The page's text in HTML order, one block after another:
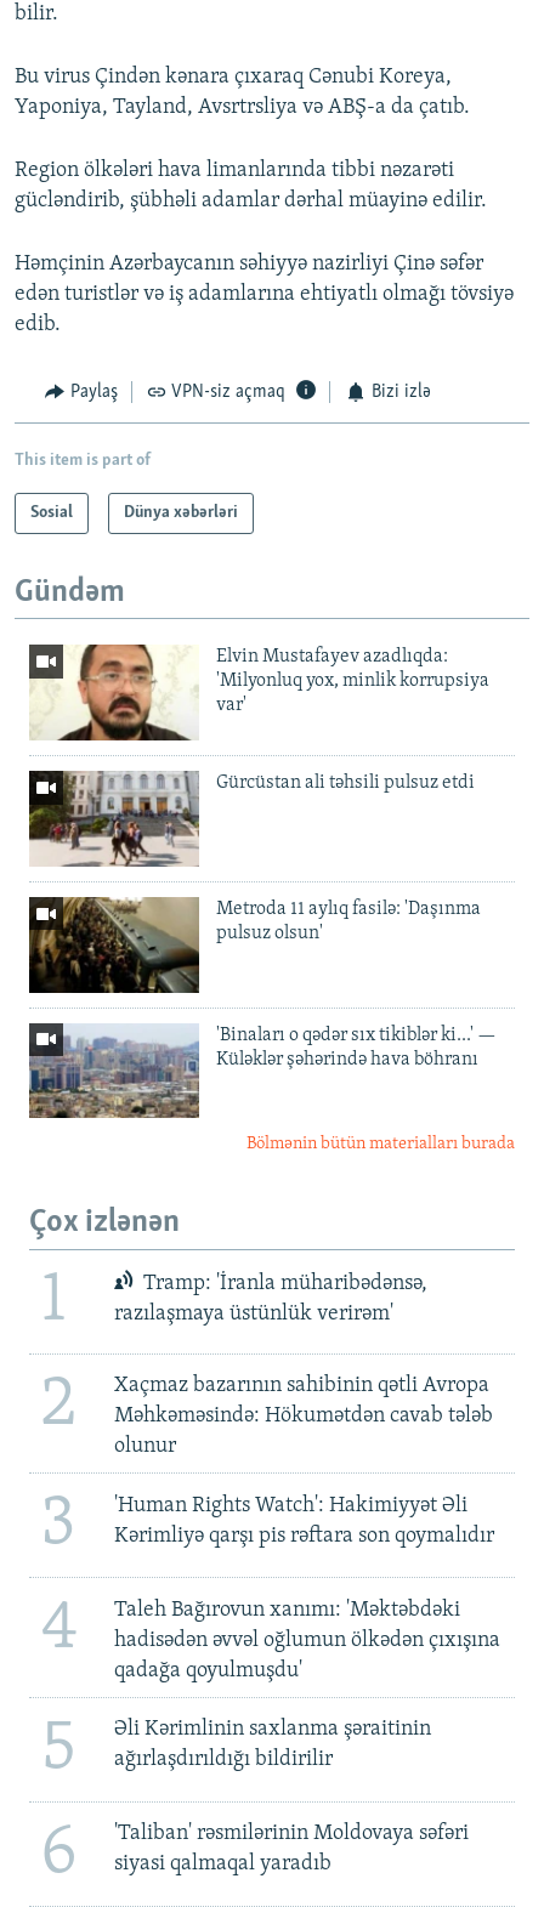
bilir.
Bu virus Çindən kənara çıxaraq Cənubi Koreya,
Yaponiya, Tayland, Avsrtrsliya və ABŞ-a da çatıb.
Region ölkələri hava limanlarında tibbi nəzarəti
gücləndirib, şübhəli adamlar dərhal müayinə edilir.
Həmçinin Azərbaycanın səhiyyə nazirliyi Çinə səfər
edən turistlər və iş adamlarına ehtiyatlı olmağı tövsiyə
edib.
Paylaş VPN-siz açmaq Bizi izlə
This item is part of
Sosial Dünya xəbərləri
Gündəm
Elvin Mustafayev azadlıqda:
'Milyonluq yox, minlik korrupsiya
var'
Gürcüstan ali təhsili pulsuz etdi
Metroda 11 aylıq fasilə: 'Daşınma
pulsuz olsun'
'Binaları o qədər sıx tikiblər ki...' —
Küləklər şəhərində hava böhranı
Bölmənin bütün materialları burada
Çox izlənən
1
Tramp: 'İranla müharibədənsə,
razılaşmaya üstünlük verirəm'
2
Xaçmaz bazarının sahibinin qətli Avropa
Məhkəməsində: Hökumətdən cavab tələb
olunur
3
'Human Rights Watch': Hakimiyyət Əli
Kərimliyə qarşı pis rəftara son qoymalıdır
4
Taleh Bağırovun xanımı: 'Məktəbdəki
hadisədən əvvəl oğlumun ölkədən çıxışına
qadağa qoyulmuşdu'
5
Əli Kərimlinin saxlanma şəraitinin
ağırlaşdırıldığı bildirilir
6
'Taliban' rəsmilərinin Moldovaya səfəri
siyasi qalmaqal yaradıb